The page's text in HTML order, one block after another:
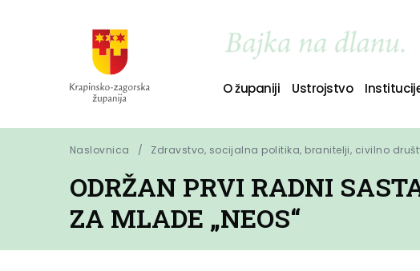
O županiji Ustrojstvo
Naslovnica Zdravstvo, socijalna politika, branitelji, civilno
ODRŽAN PRVI RADNI
ZA MLADE „NEOS“